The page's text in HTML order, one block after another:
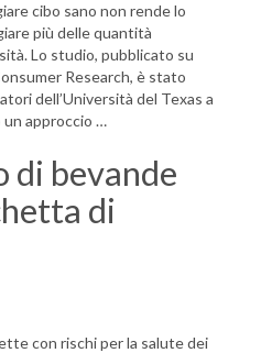
cibo sano non rende lo
più delle quantità
Lo studio, pubblicato su
Research, è stato
dell’Università del Texas a
approccio …
di bevande
di
con rischi per la salute dei